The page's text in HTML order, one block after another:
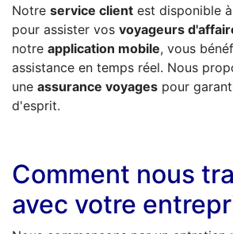
Notre service client est disponible
pour assister vos voyageurs
notre application mobile, vous
assistance en temps réel. Nous
une assurance voyages pour
d'esprit.
Comment nous
avec votre